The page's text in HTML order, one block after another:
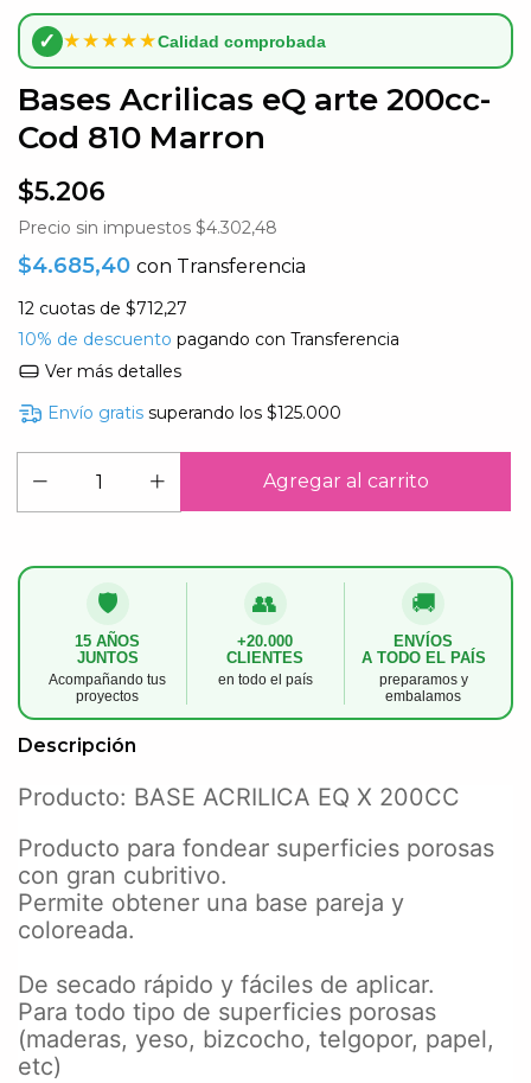
✓ ★★★★★Calidad comprobada
Bases Acrilicas eQ arte 200cc-
Cod 810 Marron
$5.206
Precio sin impuestos $4.302,48
$4.685,40 con Transferencia
12 cuotas de $712,27
10% de descuento pagando con Transferencia
Ver más detalles
Envío gratis superando los$125.000
🛡️
15 AÑOS
JUNTOS
Acompañando tus
proyectos
👥
+20.000
CLIENTES
en todo el país
🚚
ENVÍOS
A TODO EL PAÍS
preparamos y
embalamos
Descripción
Producto: BASE ACRILICA EQ X 200CC
Producto para fondear superficies porosas
con gran cubritivo.
Permite obtener una base pareja y
coloreada.
De secado rápido y fáciles de aplicar.
Para todo tipo de superficies porosas
(maderas, yeso, bizcocho, telgopor, papel,
etc)